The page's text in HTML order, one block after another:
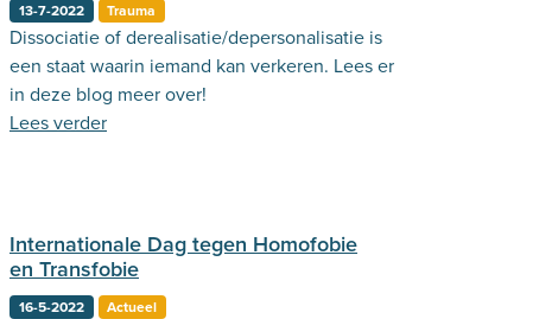
13-7-2022 Trauma
Dissociatie of derealisatie/depersonalisatie is
een staat waarin iemand kan verkeren. Lees er
in deze blog meer over!
Lees verder
Internationale Dag tegen Homofobie
en Transfobie
16-5-2022 Actueel